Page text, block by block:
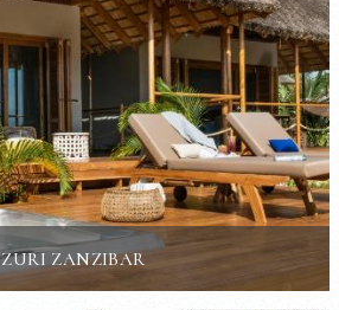
ZURI ZANZIBAR